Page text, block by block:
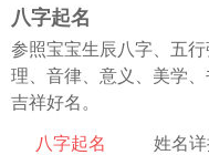
八字起名
参照宝宝生辰八字、五
理、音律、意义、美学
吉祥好名。
八字起名 姓名